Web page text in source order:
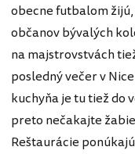
obecne futbalom
občanov bývalých
na majstrovstvách
posledný večer v
kuchyňa je tu tiež do
preto nečakajte
Reštaurácie